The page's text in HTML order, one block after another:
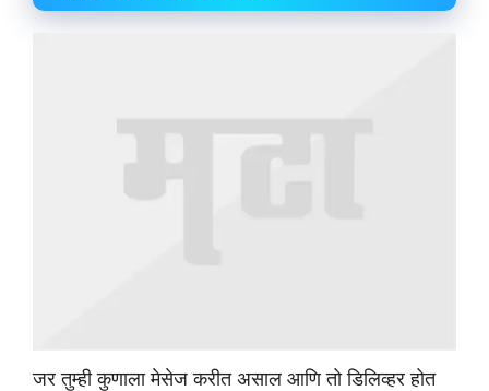
जर तुम्ही कुणाला मेसेज करीत असाल आणि तो डिलिव्हर होत